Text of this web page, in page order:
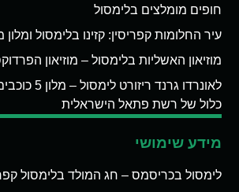
חופים מומלצים בלימסול
עיר החלומות קפריסין: קזינו בלימסול
מוזיאון האשליות בלימסול – מוזיאון
לאונרדו גרנד
כלול של רשת פתאל הישראלית
מידע שימושי
לימסול בכריסמס – חג המולד בלימסול